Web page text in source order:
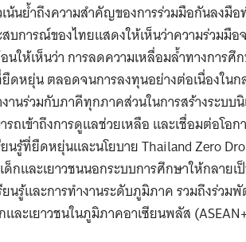
น้นย้ำถึงความสำคัญของการร่วมมือกันลงมื
บการณ์ของไทยแสดงให้เห็นว่าความร่วมมื
ให้เห็นว่า การลดความเหลื่อมล้ำทางการศึ
ดหยุ่น ตลอดจนการลงทุนอย่างต่อเนื่องในก
นร่วมกับภาคีทุกภาคส่วนในการสร้างระบบนิ
ถเข้าถึงการดูแลช่วยเหลือ และเชื่อมต่อโอก
นรู้ที่ยืดหยุ่นและนโยบาย Thailand Zero
กและเยาวชนนอกระบบการศึกษาให้กลาย
นรู้และการทำงานระดับภูมิภาค รวมถึงร่ว
ละเยาวชนในภูมิภาคอาเซียนพลัส